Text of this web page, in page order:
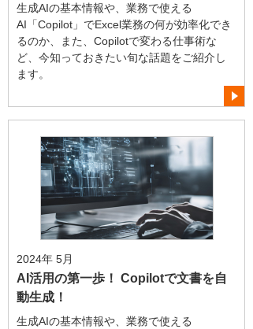
生成AIの基本情報や、業務で使える
AI「Copilot」でExcel業務の何が効率化でき
るのか、また、Copilotで変わる仕事術な
ど、今知っておきたい旬な話題をご紹介し
ます。
2024年 5月
AI活用の第一歩！ Copilotで文書を自
動生成！
生成AIの基本情報や、業務で使える